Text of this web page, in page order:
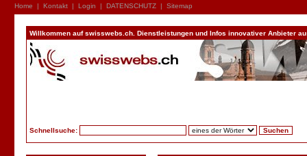
Home | Kontakt | Login | DATENSCHUTZ | Sitemap
Willkommen auf swisswebs.ch. Dienstleistungen und Infos innovativer Anbieter
Schnellsuche: